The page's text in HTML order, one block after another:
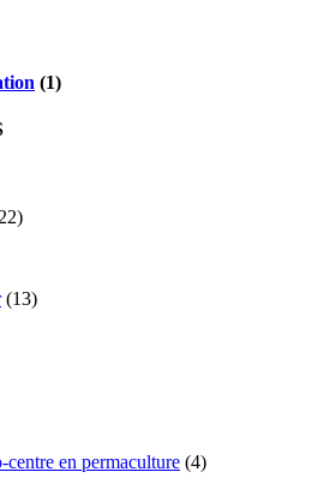
(1)
(13)
centre en permaculture (4)